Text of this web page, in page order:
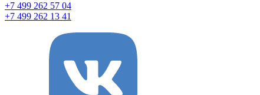
+7 499 262 57 04
+7 499 262 13 41